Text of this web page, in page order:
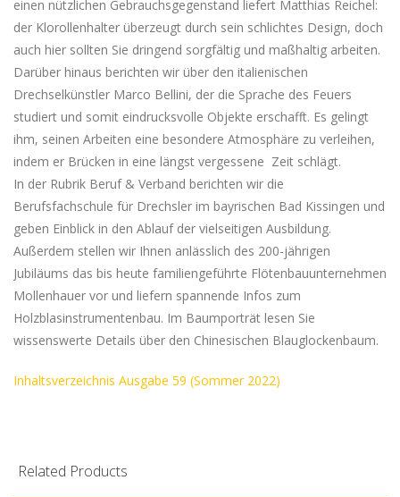
einen nützlichen Gebrauchsgegenstand liefert Matthias Reichel:
der Klorollenhalter überzeugt durch sein schlichtes Design, doch
auch hier sollten Sie dringend sorgfältig und maßhaltig arbeiten.
Darüber hinaus berichten wir über den italienischen
Drechselkünstler Marco Bellini, der die Sprache des Feuers
studiert und somit eindrucksvolle Objekte erschafft. Es gelingt
ihm, seinen Arbeiten eine besondere Atmosphäre zu verleihen,
indem er Brücken in eine längst vergessene Zeit schlägt.
In der Rubrik Beruf & Verband berichten wir die
Berufsfachschule für Drechsler im bayrischen Bad Kissingen und
geben Einblick in den Ablauf der vielseitigen Ausbildung.
Außerdem stellen wir Ihnen anlässlich des 200-jährigen
Jubiläums das bis heute familiengeführte Flötenbauunternehmen
Mollenhauer vor und liefern spannende Infos zum
Holzblasinstrumentenbau. Im Baumporträt lesen Sie
wissenswerte Details über den Chinesischen Blauglockenbaum.
Inhaltsverzeichnis Ausgabe 59 (Sommer 2022)
Related Products